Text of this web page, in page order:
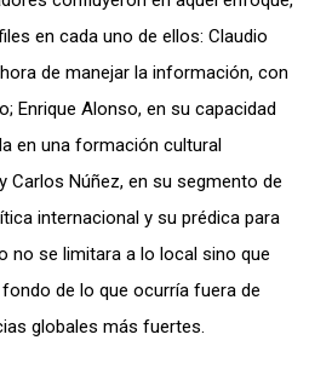
en cada uno de ellos: Claudio
de manejar la información, con
Enrique Alonso, en su capacidad
en una formación cultural
Carlos Núñez, en su segmento de
internacional y su prédica para
no se limitara a lo local sino que
de lo que ocurría fuera de
globales más fuertes.